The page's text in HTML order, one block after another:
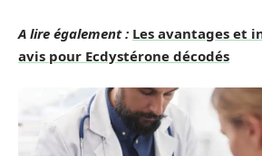
A lire également : Les avantages et
avis pour Ecdystérone décodés